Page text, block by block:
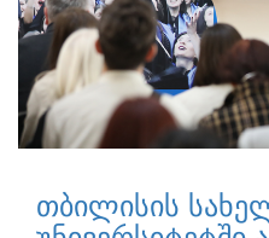
თბილისის